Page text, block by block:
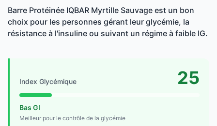
Barre Protéinée IQBAR Myrtille Sauvage est un bon
choix pour les personnes gérant leur glycémie, la
résistance à l'insuline ou suivant un régime à faible IG.
Index Glycémique 25
Bas GI
Meilleur pour le contrôle de la glycémie